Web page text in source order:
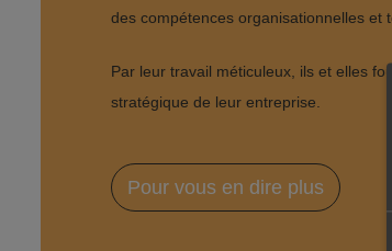
des compétences organisationnelles et
Par leur travail méticuleux, ils et elles
stratégique de leur entreprise.
Pour vous en dire plus